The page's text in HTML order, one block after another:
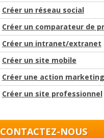
Créer un réseau social
Créer un comparateur de
Créer un intranet/extranet
Créer un site mobile
Créer une action marketing
Créer un site professionnel
CONTACTEZ-NOUS